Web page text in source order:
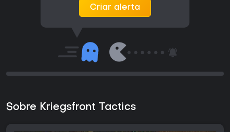
Criar alerta
Sobre Kriegsfront Tactics